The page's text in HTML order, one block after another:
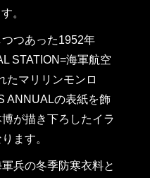
。
つあった1952年
STATION=海軍航空
たマリリンモンロ
ANNUALの表紙を飾
が描き下ろしたイラ
ます。
兵の冬季防寒衣料と